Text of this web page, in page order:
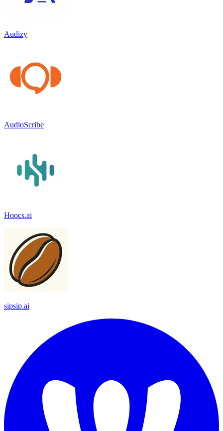
Audizy
AudioScribe
Hoocs.ai
sipsip.ai